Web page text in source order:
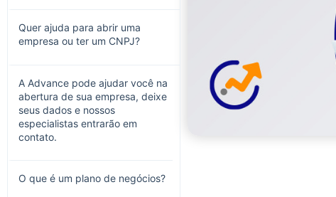
Quer ajuda para abrir uma
empresa ou ter um CNPJ?
A Advance pode ajudar você na
abertura de sua empresa, deixe
seus dados e nossos
especialistas entrarão em
contato.
O que é um plano de negócios?